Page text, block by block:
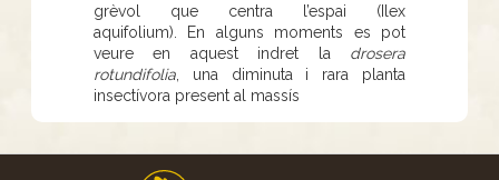
grèvol que centra l’espai (Ilex
aquifolium). En alguns moments es pot
veure en aquest indret la drosera
rotundifolia , una diminuta i rara planta
insectívora present al massís